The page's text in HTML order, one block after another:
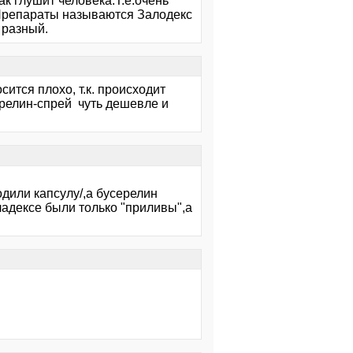
называются Залодекс
плохо, т.к. происходит
спрей чуть дешевле и
капсулу/,а бусерелин
были только "приливы",а